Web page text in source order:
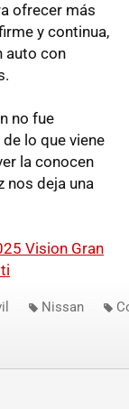
ofrecer más
y continua,
auto con
no fue
lo que viene
la conocen
nos deja una
Vision Gran
Nissan